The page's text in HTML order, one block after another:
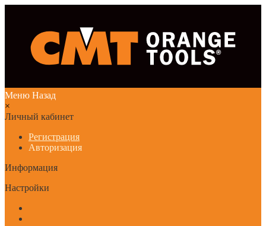
Меню Назад
×
Личный кабинет
Регистрация
Авторизация
Информация
Настройки